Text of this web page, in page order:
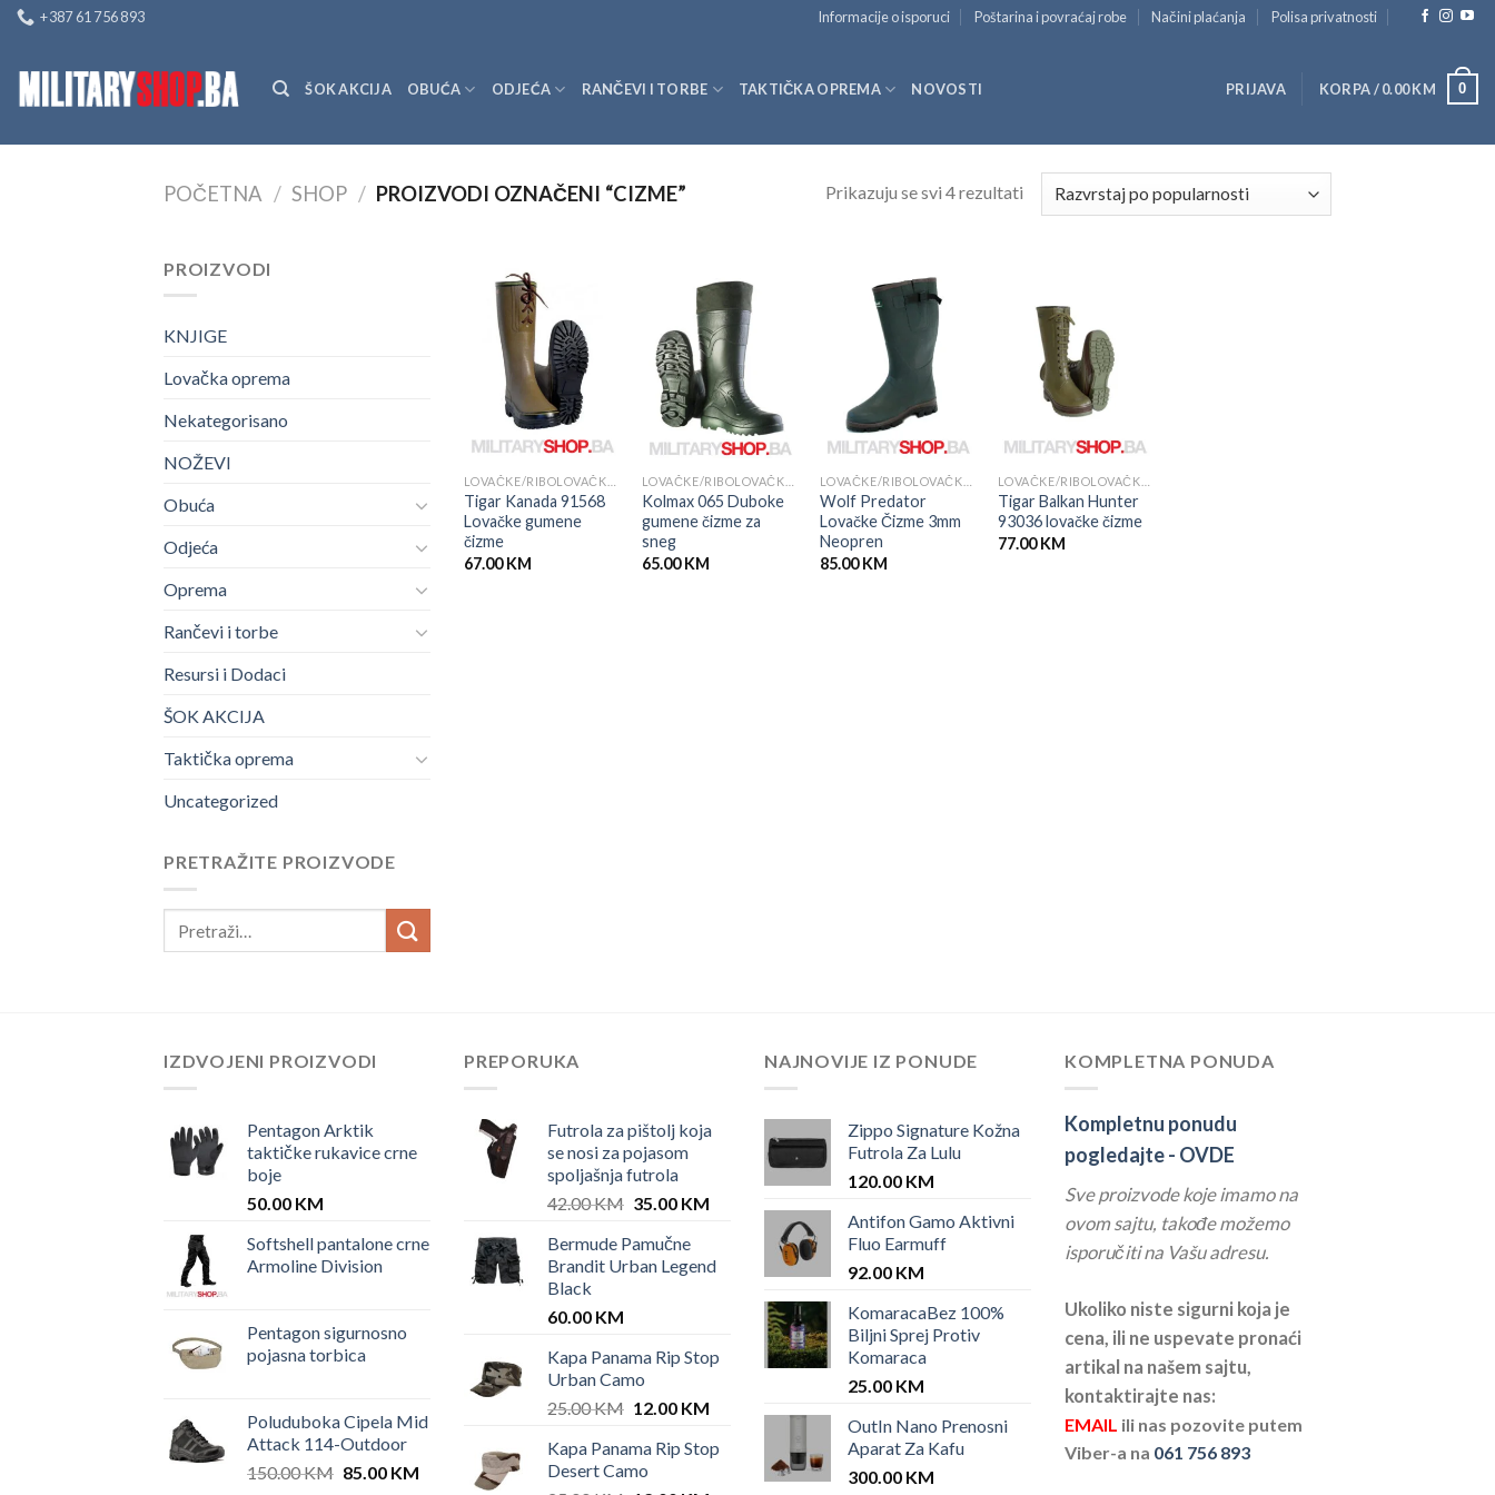
Skip
content
+387 61 756 893 Informacije o isporuci Poštarina i povraćaj robe Načini plaćanja Polisa privatnosti
ŠOK AKCIJA OBUĆA ODJEĆA RANČEVI I TORBE TAKTIČKA OPREMA NOVOSTI PRIJAVA KORPA /0.00KM 0
POČETNA / SHOP / PROIZVODI OZNAČENI “CIZME” Prikazuju se svi 4 rezultati
PROIZVODI
KNJIGE
Lovačka oprema
Nekategorisano
NOŽEVI
Obuća
Odjeća
Oprema
Rančevi i torbe
Resursi i Dodaci
ŠOK AKCIJA
Taktička oprema
Uncategorized
PRETRAŽITE PROIZVODE
Tigar Kanada 91568
Lovačke gumene
čizme
67.00KM
Kolmax 065 Duboke
gumene čizme za
sneg
65.00KM
Wolf Predator
Lovačke Čizme 3mm
Neopren
85.00KM
Tigar Balkan Hunter
93036 lovačke čizme
77.00KM
IZDVOJENI PROIZVODI
Pentagon Arktik
taktičke rukavice crne
boje
50.00 KM
Softshell pantalone crne
Armoline Division
Pentagon sigurnosno
pojasna torbica
Poluduboka Cipela Mid
Attack 114-Outdoor
150.00KM Original
85.00 KMCurrent
PREPORUKA
Futrola za pištolj koja
se nosi za pojasom
spoljašnja futrola
42.00KM Original
was:
42.00 KM.
35.00 KMCurrent
35.00 KM.
Bermude Pamučne
Brandit Urban Legend
Black
60.00 KM
Kapa Panama Rip Stop
Urban Camo
25.00KM Original
was:
25.00 KM.
12.00 KMCurrent
is:
12.00 KM.
Kapa Panama Rip Stop
Desert Camo
NAJNOVIJE IZ PONUDE
Zippo Signature Kožna
Futrola Za Lulu
120.00 KM
Antifon Gamo Aktivni
Fluo Earmuff
92.00 KM
KomaracaBez 100%
Biljni Sprej Protiv
Komaraca
25.00 KM
OutIn Nano Prenosni
Aparat Za Kafu
300.00 KM
KOMPLETNA PONUDA
Kompletnu ponudu
pogledajte - OVDE
Sve proizvode koje imamo na
ovom sajtu, takođe možemo
isporučiti na Vašu adresu.
Ukoliko niste sigurni koja je
cena, ili ne uspevate pronaći
artikal na našem sajtu,
kontaktirajte nas:
EMAIL ili nas pozovite putem
Viber-a na 061 756 893